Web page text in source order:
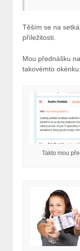
Těším se na
příležitosti.
Mou přednášku
takovémto okénku:
Takto mou